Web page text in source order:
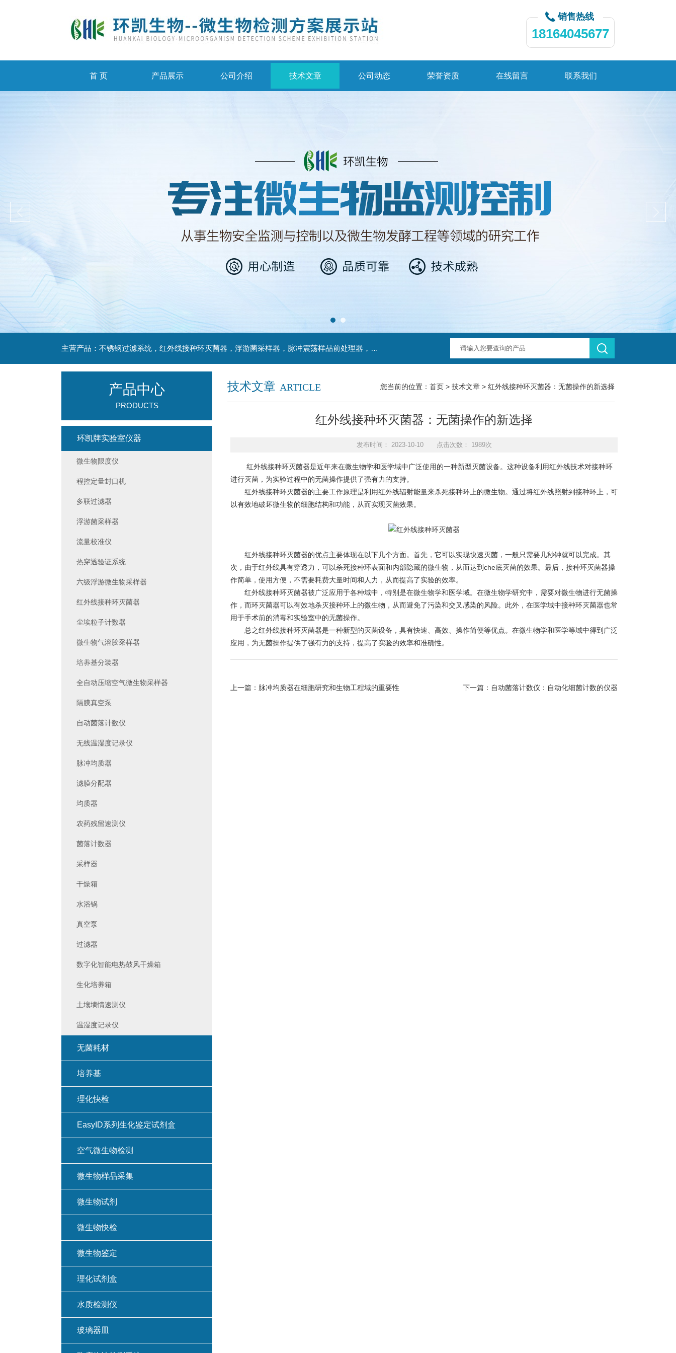
销售热线
18164045677
首 页 产品展示 公司介绍 技术文章 公司动态 荣誉资质 在线留言 联系我们
主营产品：不锈钢过滤系统，红外线接种环灭菌器，浮游菌采样器，脉冲震荡样品前处理器，数字化智能电热鼓风干燥箱，数字化智能电热恒温培养箱，实验室设备及环境温湿度监测系统，洁净工作台等实验设仪器设备。
技术文章 ARTICLE 您当前的位置： 首页 > 技术文章 > 红外线接种环灭菌器：无菌操作的新选择
红外线接种环灭菌器：无菌操作的新选择
发布时间： 2023-10-10 点击次数： 1989次
红外线接种环灭菌器是近年来在微生物学和医学域中广泛使用的一种新型灭菌设备。这种设备利用红外线技术对接种环
进行灭菌，为实验过程中的无菌操作提供了强有力的支持。
红外线接种环灭菌器的主要工作原理是利用红外线辐射能量来杀死接种环上的微生物。通过将红外线照射到接种环上，可
以有效地破坏微生物的细胞结构和功能，从而实现灭菌效果。
红外线接种环灭菌器的优点主要体现在以下几个方面。首先，它可以实现快速灭菌，一般只需要几秒钟就可以完成。其
次，由于红外线具有穿透力，可以杀死接种环表面和内部隐藏的微生物，从而达到che底灭菌的效果。最后，接种环灭菌器操
作简单，使用方便，不需要耗费大量时间和人力，从而提高了实验的效率。
红外线接种环灭菌器被广泛应用于各种域中，特别是在微生物学和医学域。在微生物学研究中，需要对微生物进行无菌操
作，而环灭菌器可以有效地杀灭接种环上的微生物，从而避免了污染和交叉感染的风险。此外，在医学域中接种环灭菌器也常
用于手术前的消毒和实验室中的无菌操作。
总之红外线接种环灭菌器是一种新型的灭菌设备，具有快速、高效、操作简便等优点。在微生物学和医学等域中得到广泛
应用，为无菌操作提供了强有力的支持，提高了实验的效率和准确性。
下一篇： 自动菌落计数仪：自动化细菌计数的仪器
上一篇： 脉冲均质器在细胞研究和生物工程域的重要性
产品中心
PRODUCTS
环凯牌实验室仪器
微生物限度仪
程控定量封口机
多联过滤器
浮游菌采样器
流量校准仪
热穿透验证系统
六级浮游微生物采样器
红外线接种环灭菌器
尘埃粒子计数器
微生物气溶胶采样器
培养基分装器
全自动压缩空气微生物采样器
隔膜真空泵
自动菌落计数仪
无线温湿度记录仪
脉冲均质器
滤膜分配器
均质器
农药残留速测仪
菌落计数器
采样器
干燥箱
水浴锅
真空泵
过滤器
数字化智能电热鼓风干燥箱
生化培养箱
土壤墒情速测仪
温湿度记录仪
无菌耗材
培养基
理化快检
EasyID系列生化鉴定试剂盒
空气微生物检测
微生物样品采集
微生物试剂
微生物快检
微生物鉴定
理化试剂盒
水质检测仪
玻璃器皿